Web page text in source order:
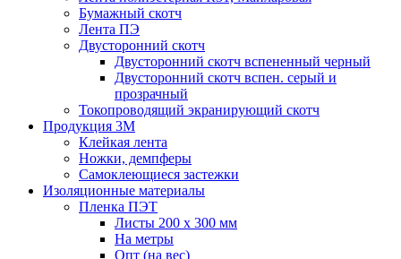
Бумажный скотч
Лента ПЭ
Двусторонний скотч
Двусторонний скотч вспененный черный
Двусторонний скотч вспен. серый и
прозрачный
Токопроводящий экранирующий скотч
Продукция 3M
Клейкая лента
Ножки, демпферы
Самоклеющиеся застежки
Изоляционные материалы
Пленка ПЭТ
Листы 200 х 300 мм
На метры
Опт (на вес)